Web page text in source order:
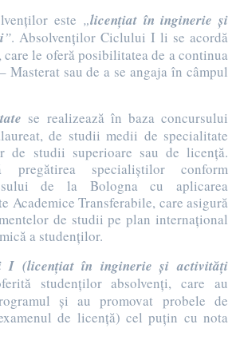
este „licenţiat în inginerie şi
”. Absolvenţilor Ciclului I li se acordă
le oferă posibilitatea de a continua
sau de a se angaja în câmpul
se realizează în baza concursului
de studii medii de specialitate
de studii superioare sau de licenţă.
pregătirea specialiştilor conform
de la Bologna cu aplicarea
Academice Transferabile, care asigură
de studii pe plan internaţional
a studenţilor.
I (licenţiat în inginerie şi activități
studenţilor absolvenţi, care au
şi au promovat probele de
de licenţă) cel puţin cu nota